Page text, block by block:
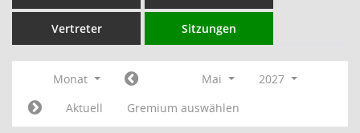
Vertreter Sitzungen
Monat Mai
2027
Aktuell
Gremium auswählen